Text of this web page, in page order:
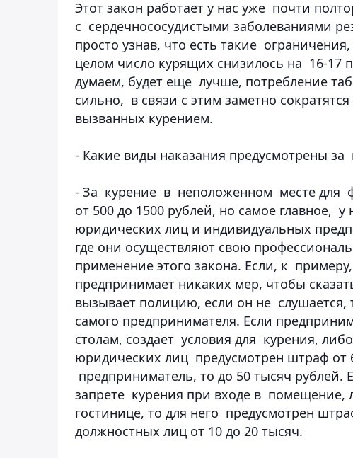
Этот закон работает у нас уже почти
с сердечнососудистыми заболеваниями
просто узнав, что есть такие
целом число курящих снизилось на 16-17
думаем, будет еще лучше, потребление
сильно, в связи с этим заметно
вызванных курением.
- Какие виды наказания предусмотрены
- За курение в неположенном месте для
от 500 до 1500 рублей, но самое главное,
юридических лиц и индивидуальных
где они осуществляют свою
применение этого закона. Если, к
предпринимает никаких мер, чтобы
вызывает полицию, если он не слушается,
самого предпринимателя. Если
столам, создает условия для курения,
юридических лиц предусмотрен штраф от
предприниматель, то до 50 тысяч
запрете курения при входе в помещение,
гостинице, то для него предусмотрен
должностных лиц от 10 до 20 тысяч.